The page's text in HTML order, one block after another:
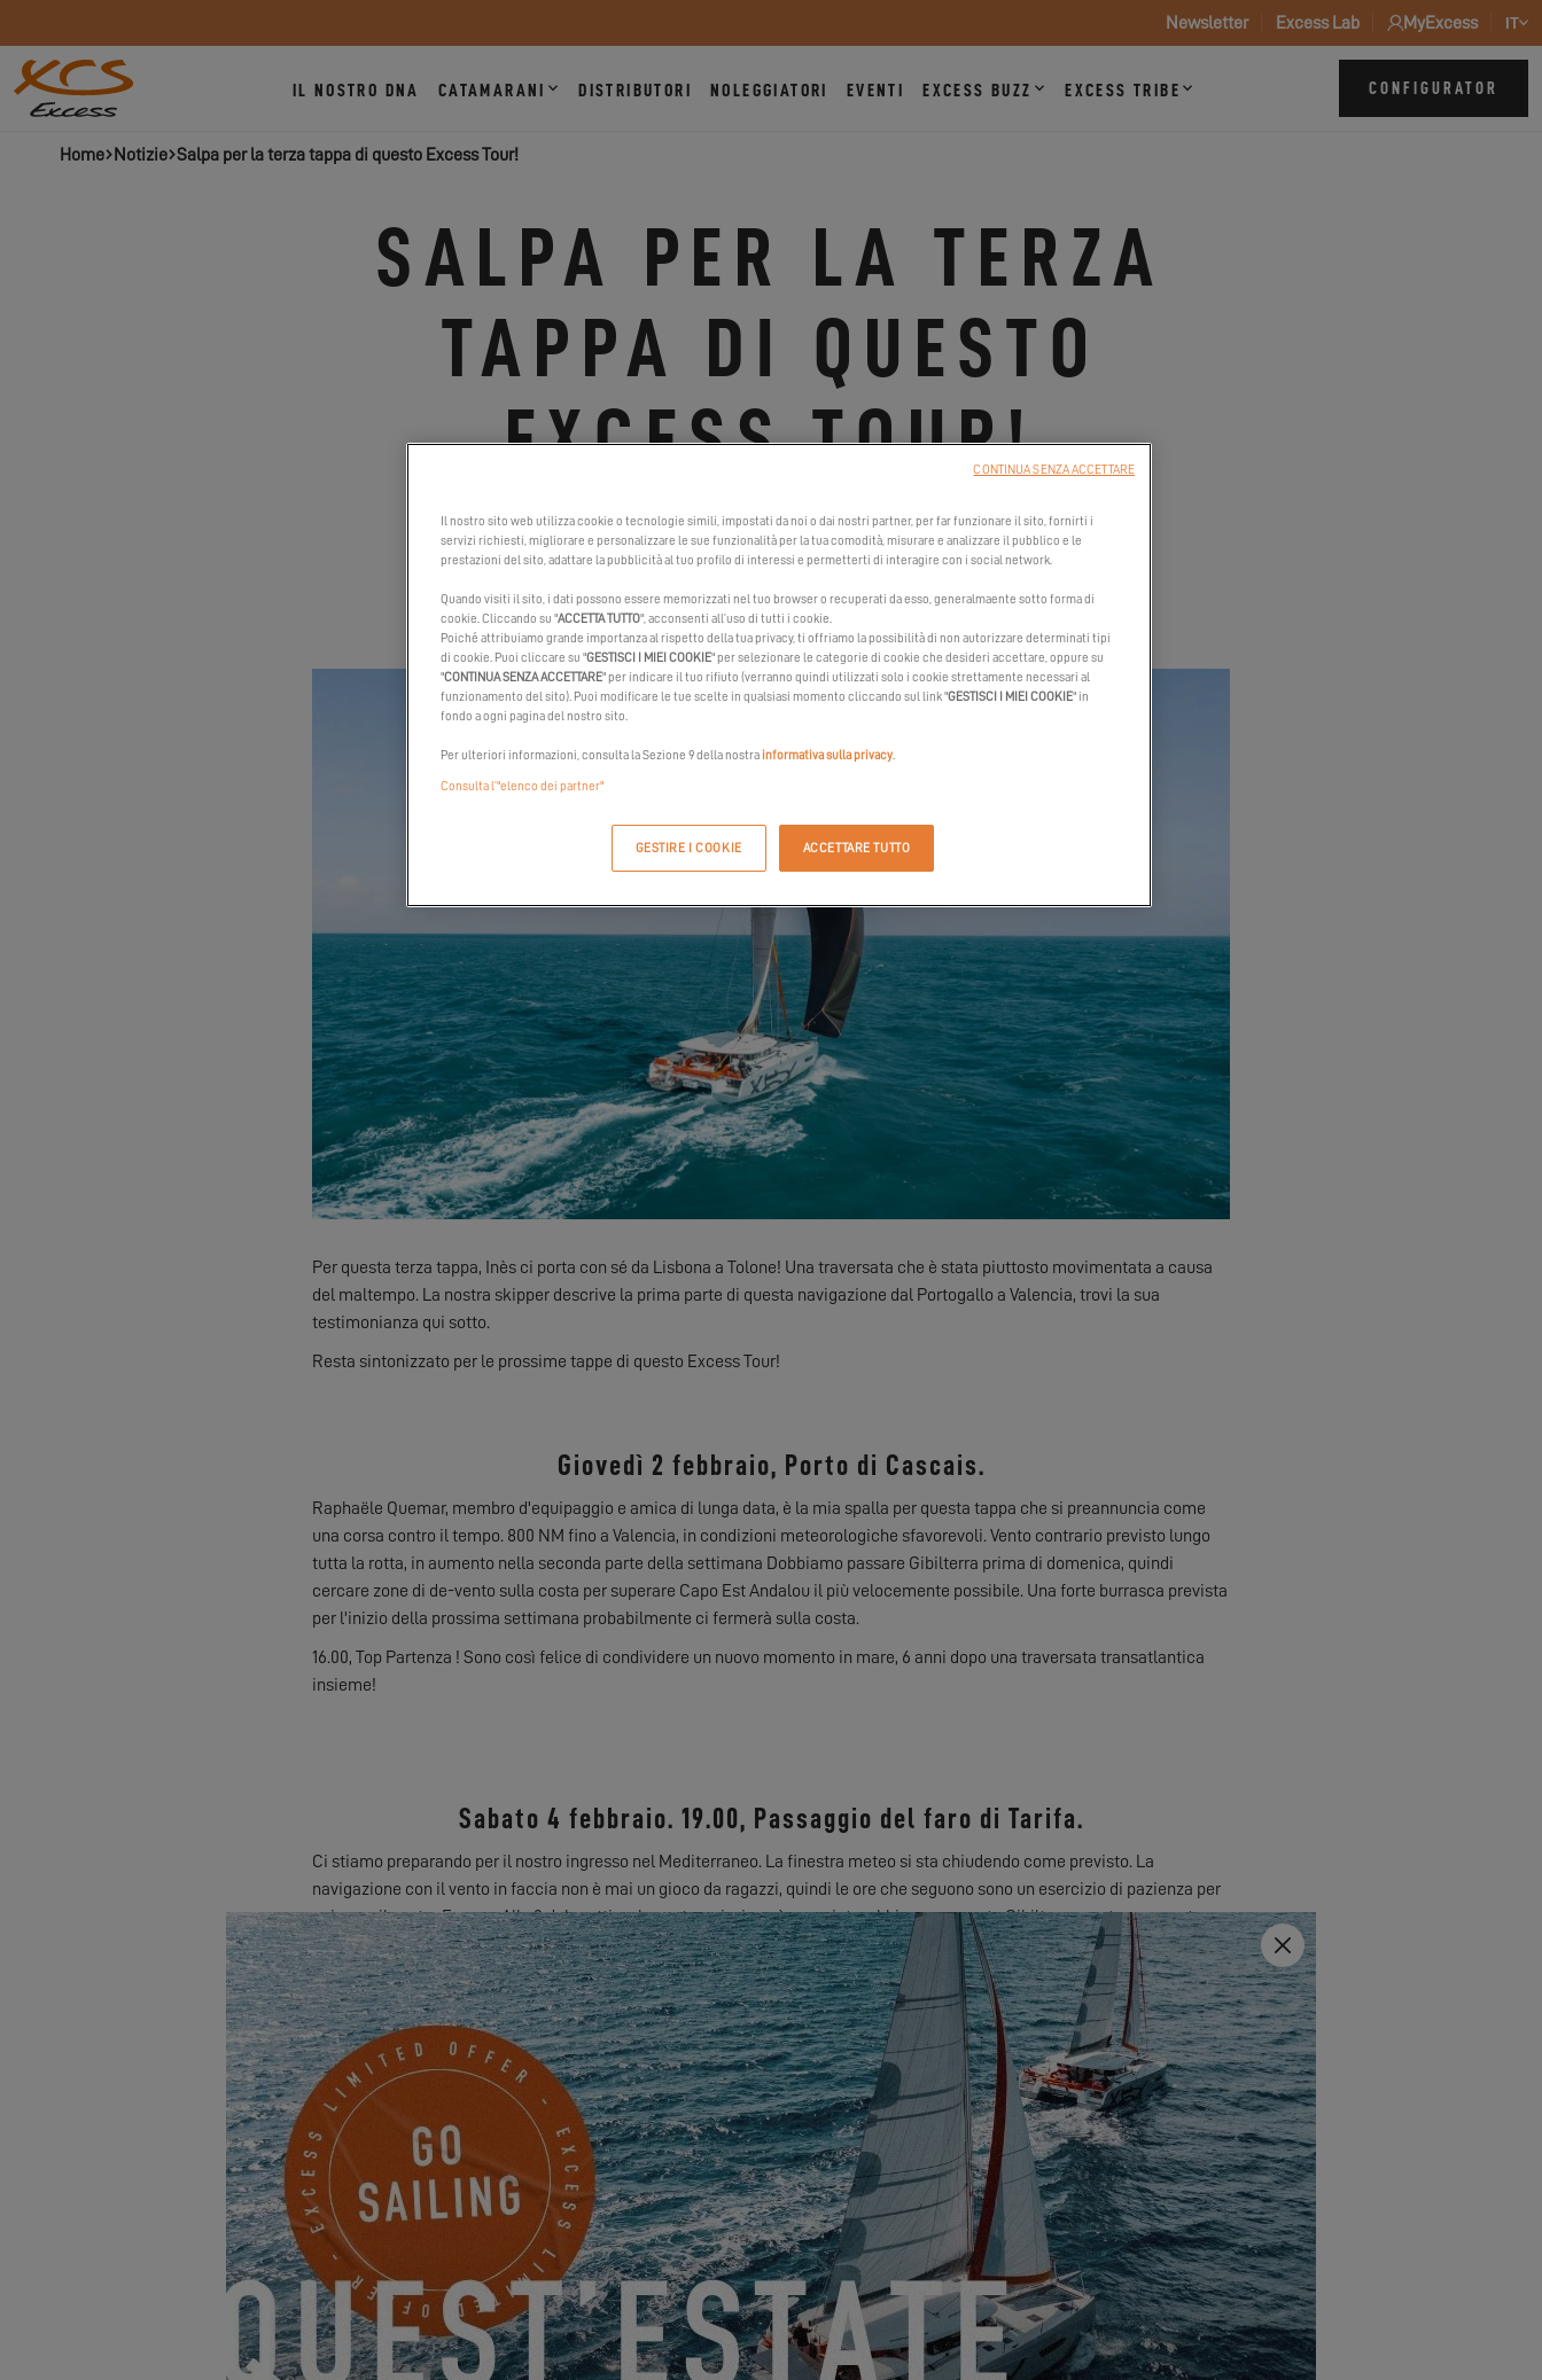
Newsletter Excess Lab MyExcess IT
IL NOSTRO DNA CATAMARANI DISTRIBUTORI NOLEGGIATORI EVENTI EXCESS BUZZ EXCESS TRIBE CONFIGURATOR
Home Notizie Salpa per la terza tappa di questo Excess Tour!
SALPA PER LA TERZA
TAPPA DI QUESTO
EXCESS TOUR!
Imbarca con Inès sull' Excess 14, direzione Toulon
Per questa terza tappa, Inès ci porta con sé da Lisbona a Tolone! Una traversata che è stata piuttosto movimentata a causa
del maltempo. La nostra skipper descrive la prima parte di questa navigazione dal Portogallo a Valencia, trovi la sua
testimonianza qui sotto.
Resta sintonizzato per le prossime tappe di questo Excess Tour!
Giovedì 2 febbraio, Porto di Cascais.
Raphaële Quemar, membro d'equipaggio e amica di lunga data, è la mia spalla per questa tappa che si preannuncia come
una corsa contro il tempo. 800 NM fino a Valencia, in condizioni meteorologiche sfavorevoli. Vento contrario previsto lungo
tutta la rotta, in aumento nella seconda parte della settimana Dobbiamo passare Gibilterra prima di domenica, quindi
cercare zone di de-vento sulla costa per superare Capo Est Andalou il più velocemente possibile. Una forte burrasca prevista
per l'inizio della prossima settimana probabilmente ci fermerà sulla costa.
16.00, Top Partenza ! Sono così felice di condividere un nuovo momento in mare, 6 anni dopo una traversata transatlantica
insieme!
Sabato 4 febbraio. 19.00, Passaggio del faro di Tarifa.
Ci stiamo preparando per il nostro ingresso nel Mediterraneo. La finestra meteo si sta chiudendo come previsto. La
navigazione con il vento in faccia non è mai un gioco da ragazzi, quindi le ore che seguono sono un esercizio di pazienza per
noi e per il nostro Excess. Alle 3 del mattino, la nostra missione è compiuta: abbiamo superato Gibilterra, vento e corrente
contro!
Il giorno dopo ci concede un po' di riposo. Vicino alla costa, al riparo delle montagne andaluse, ci dirigiamo verso est. Questo
luogo, pieno di scambi e di storie, mi fa sempre questo piccolo effetto: tra due continenti, mare e oceano, il traffico brulica, il
VHF si satura, tutto si agita, c'è vita qui! Il Cabo de la gata è passato durante la notte con una bella calma.
Lunedì 6 febbraio
Il vento contrario si sta rafforzando come previsto, rallentando la nostra rotta a 4 nodi. Alle 14, lottando contro un mare corto
e vento contrario che ha presto raggiunto i 25 nodi, abbiamo deciso di dirigerci verso il porto più vicino e ripararci per la notte.
Il giorno dopo riusciamo a guadagnare qualche miglio più a nord. Sono necessarie almeno 48 ore di sosta e la prossima
partenza è annunciata per il venerdì mattina, cioè "giusto in tempo" per garantire ai clienti le uscite il giorno successivo.
Venerdì 11 febbraio.
Il nostro sito web utilizza cookie o tecnologie simili, impostati da noi o dai nostri partner, per far funzionare il sito, fornirti i
servizi richiesti, migliorare e personalizzare le sue funzionalità per la tua comodità, misurare e analizzare il pubblico e le
prestazioni del sito, adattare la pubblicità al tuo profilo di interessi e permetterti di interagire con i social network.
Quando visiti il sito, i dati possono essere memorizzati nel tuo browser o recuperati da esso, generalmaente sotto forma di
cookie. Cliccando su "ACCETTA TUTTO", acconsenti all’uso di tutti i cookie.
Poiché attribuiamo grande importanza al rispetto della tua privacy, ti offriamo la possibilità di non autorizzare determinati tipi
di cookie. Puoi cliccare su "GESTISCI I MIEI COOKIE" per selezionare le categorie di cookie che desideri accettare, oppure su
"CONTINUA SENZA ACCETTARE" per indicare il tuo rifiuto (verranno quindi utilizzati solo i cookie strettamente necessari al
funzionamento del sito). Puoi modificare le tue scelte in qualsiasi momento cliccando sul link "GESTISCI I MIEI COOKIE" in
fondo a ogni pagina del nostro sito.
Per ulteriori informazioni, consulta la Sezione 9 della nostra informativa sulla privacy.
Consulta l’"elenco dei partner"
GESTIRE I COOKIE ACCETTARE TUTTO
CONTINUA SENZA ACCETTARE
Close